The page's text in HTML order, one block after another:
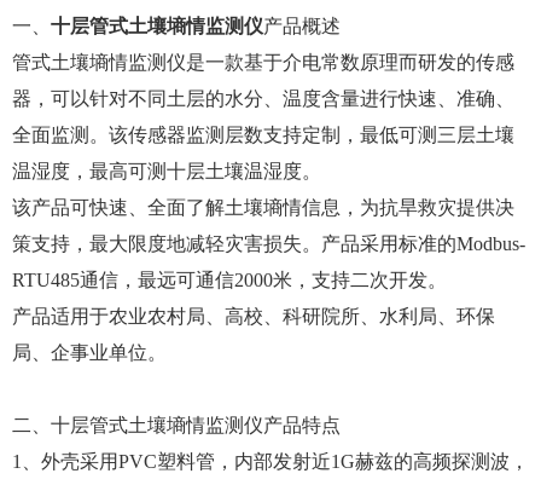
一、 十层管式土壤墒情监测仪产品概述
管式土壤墒情监测仪是一款基于介电常数原理而研发的传感
器，可以针对不同土层的水分、温度含量进行快速、准确、
全面监测。该传感器监测层数支持定制，最低可测三层土壤
温湿度，最高可测十层土壤温湿度。
该产品可快速、全面了解土壤墒情信息，为抗旱救灾提供决
策支持，最大限度地减轻灾害损失。产品采用标准的Modbus-
RTU485通信，最远可通信2000米，支持二次开发。
产品适用于农业农村局、高校、科研院所、水利局、环保
局、企事业单位。
二、十层管式土壤墒情监测仪产品特点
1、外壳采用PVC塑料管，内部发射近1G赫兹的高频探测波，